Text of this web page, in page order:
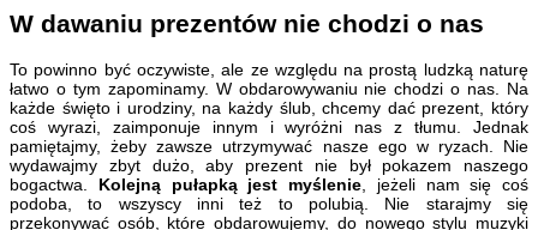
W dawaniu prezentów nie chodzi o nas
To powinno być oczywiste, ale ze względu na prostą ludzką naturę
łatwo o tym zapominamy. W obdarowywaniu nie chodzi o nas. Na
każde święto i urodziny, na każdy ślub, chcemy dać prezent, który
coś wyrazi, zaimponuje innym i wyróżni nas z tłumu. Jednak
pamiętajmy, żeby zawsze utrzymywać nasze ego w ryzach. Nie
wydawajmy zbyt dużo, aby prezent nie był pokazem naszego
bogactwa. Kolejną pułapką jest myślenie , jeżeli nam się coś
podoba, to wszyscy inni też to polubią. Nie starajmy się
przekonywać osób, które obdarowujemy, do nowego stylu muzyki